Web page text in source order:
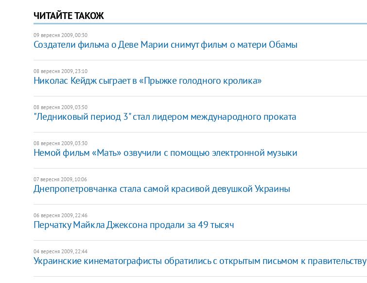
ЧИТАЙТЕ ТАКОЖ
09 вересня 2009, 00:30
Создатели фильма о Деве Марии снимут фильм о матери Обамы
08 вересня 2009, 23:10
Николас Кейдж сыграет в «Прыжке голодного кролика»
08 вересня 2009, 03:50
"Ледниковый период 3" стал лидером международного проката
08 вересня 2009, 03:30
Немой фильм «Мать» озвучили с помощью электронной музыки
07 вересня 2009, 10:06
Днепропетровчанка стала самой красивой девушкой Украины
06 вересня 2009, 22:46
Перчатку Майкла Джексона продали за 49 тысяч
04 вересня 2009, 22:44
Украинские кинематографисты обратились с открытым письмом к правительству